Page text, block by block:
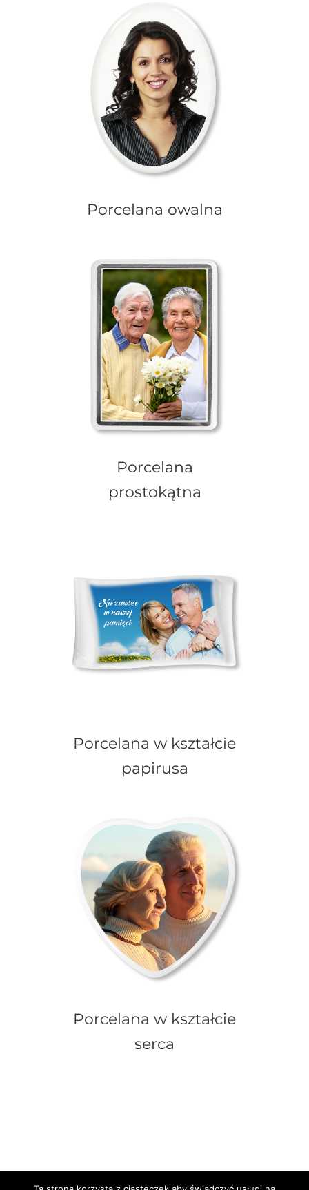
Porcelana owalna
Porcelana
prostokątna
Porcelana w kształcie
papirusa
Porcelana w kształcie
serca